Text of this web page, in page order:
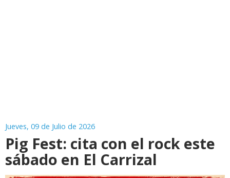
Jueves, 09 de Julio de 2026
Pig Fest: cita con el rock este
sábado en El Carrizal